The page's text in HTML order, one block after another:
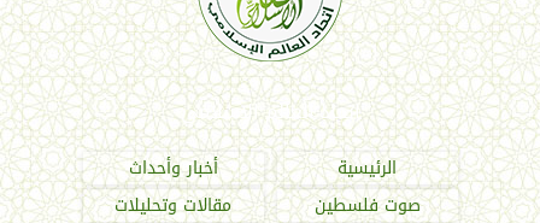
اتحاد العالم الإسلامي
الرئيسية
أخبار وأحداث
صوت فلسطين
مقالات وتحليلات